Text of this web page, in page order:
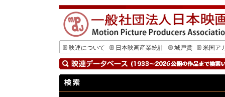
映連について 日本映画産業統計 城戸賞 米国ア